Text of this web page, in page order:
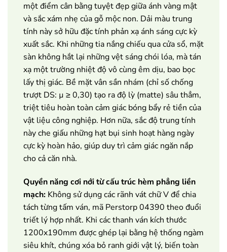
một điểm cân bằng tuyệt đẹp giữa ánh vàng mật
và sắc xám nhẹ của gỗ mộc non. Dải màu trung
tính này sở hữu đặc tính phản xạ ánh sáng cực kỳ
xuất sắc. Khi những tia nắng chiếu qua cửa sổ, mặt
sàn không hắt lại những vệt sáng chói lóa, mà tán
xạ một trường nhiệt độ vô cùng êm dịu, bao bọc
lấy thị giác. Bề mặt vân sần nhám (chỉ số chống
trượt DS: µ ≥ 0,30) tạo ra độ lỳ (matte) sâu thẳm,
triệt tiêu hoàn toàn cảm giác bóng bẩy rẻ tiền của
vật liệu công nghiệp. Hơn nữa, sắc độ trung tính
này che giấu những hạt bụi sinh hoạt hàng ngày
cực kỳ hoàn hảo, giúp duy trì cảm giác ngăn nắp
cho cả căn nhà.
Quyền năng cơi nới từ cấu trúc hèm phẳng liền
mạch: Không sử dụng các rãnh vát chữ V để chia
tách từng tấm ván, mã Perstorp 04390 theo đuổi
triết lý hợp nhất. Khi các thanh ván kích thước
1200x190mm được ghép lại bằng hệ thống ngàm
siêu khít, chúng xóa bỏ ranh giới vật lý, biến toàn